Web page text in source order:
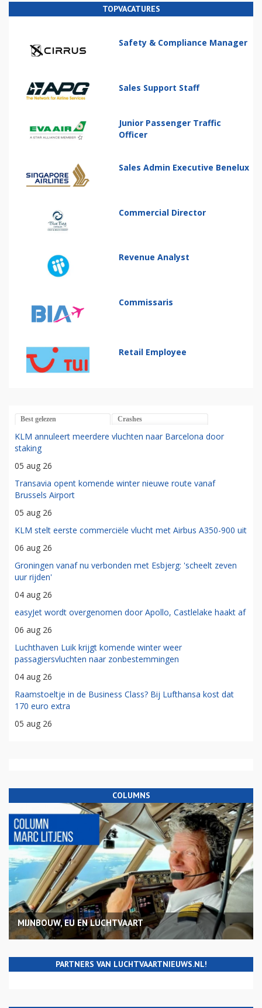
TOPVACATURES
Safety & Compliance Manager
Sales Support Staff
Junior Passenger Traffic
Officer
Sales Admin Executive Benelux
Commercial Director
Revenue Analyst
Commissaris
Retail Employee
Best gelezen Crashes
KLM annuleert meerdere vluchten naar Barcelona door
staking
05 aug 26
Transavia opent komende winter nieuwe route vanaf
Brussels Airport
05 aug 26
KLM stelt eerste commerciële vlucht met Airbus A350-900 uit
06 aug 26
Groningen vanaf nu verbonden met Esbjerg: 'scheelt zeven
uur rijden'
04 aug 26
easyJet wordt overgenomen door Apollo, Castlelake haakt af
06 aug 26
Luchthaven Luik krijgt komende winter weer
passagiersvluchten naar zonbestemmingen
04 aug 26
Raamstoeltje in de Business Class? Bij Lufthansa kost dat
170 euro extra
05 aug 26
COLUMNS
MIJNBOUW, EU EN LUCHTVAART
PARTNERS VAN LUCHTVAARTNIEUWS.NL!